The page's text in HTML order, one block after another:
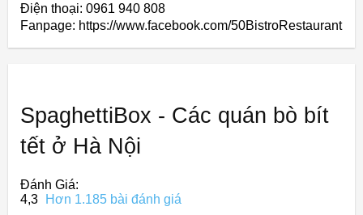
Điện thoại: 0961 940 808
Fanpage: https://www.facebook.com/50BistroRestaurant
SpaghettiBox - Các quán bò bít
tết ở Hà Nội
Đánh Giá:
4,3
Hơn 1.185 bài đánh giá